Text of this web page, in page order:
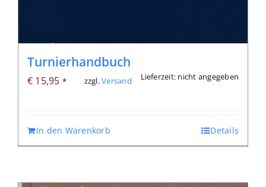
Turnierhandbuch
€ 15,95 * zzgl.Versand Lieferzeit: nicht angegeben
In den Warenkorb Details